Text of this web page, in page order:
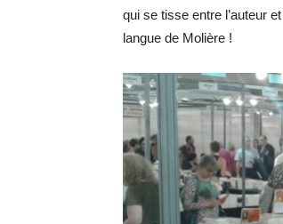
qui se tisse entre l’auteur
langue de Molière !